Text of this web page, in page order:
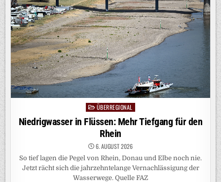
LINKE
ZIONISMUS?
Posted
in
ÜBERREGIONAL
Niedrigwasser in Flüssen: Mehr Tiefgang für den
Rhein
6. AUGUST 2026
So tief lagen die Pegel von Rhein, Donau und Elbe noch nie.
Jetzt rächt sich die jahrzehntelange Vernachlässigung der
Wasserwege. Quelle FAZ